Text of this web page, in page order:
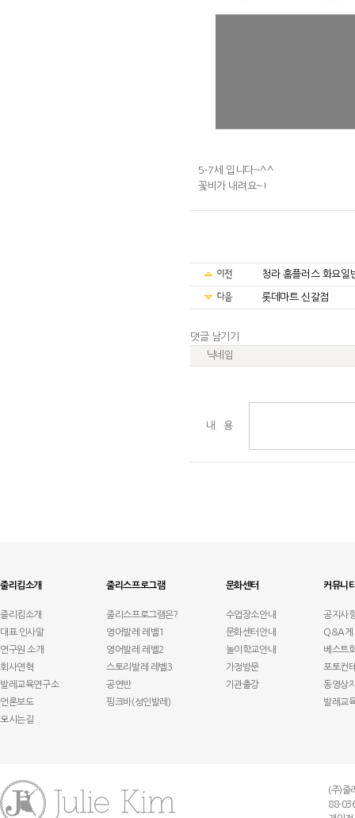
5-7세 입니다~^^
꽃비가 내려요~!
청라 홈플러스 화요일
롯데마트 신갈점
댓글 남기기
닉네임
내 용
줄리킴소개
줄리킴소개
대표 인사말
연구원 소개
회사연혁
발레교육연구소
언론보도
오시는길
줄리스프로그램
줄리스프로그램은?
영어발레 레벨1
영어발레 레벨2
스토리발레 레벨3
공연반
핑크바(성인발레)
문화센터
수업장소안내
문화센터안내
놀이학교안내
가정방문
기관출강
커뮤니
공지사
Q&A게
베스트
포토컨
동영상
발레교
(주)줄
88-